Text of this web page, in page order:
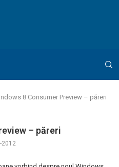
8 Consumer Preview – păreri
– păreri
2012